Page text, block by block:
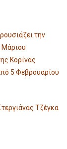
την
Μάριου
Κορίνας
5 Φεβρουαρίου
Τζέγκα